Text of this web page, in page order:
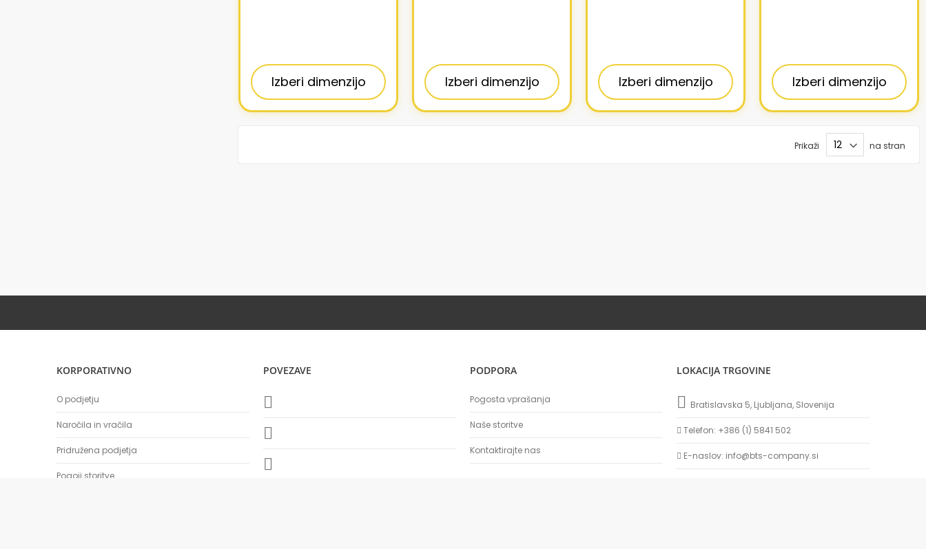
Izberi dimenzijo Izberi dimenzijo Izberi dimenzijo Izberi dimenzijo
Prikaži na stran
KORPORATIVNO
O podjetju
Naročila in vračila
Pridružena podjetja
Pogoji storitve
POVEZAVE PODPORA
Pogosta vprašanja
Naše storitve
Kontaktirajte nas
LOKACIJA TRGOVINE
Bratislavska 5, Ljubljana, Slovenija
Telefon: +386 (1) 5841 502
E-naslov: info@bts-company.si